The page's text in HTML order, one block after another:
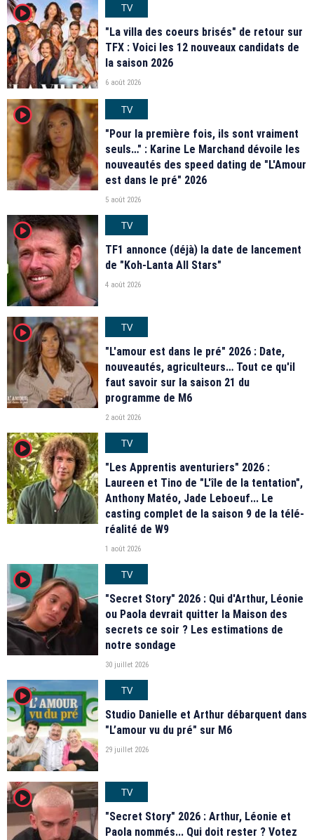
player2
TV
"La villa des coeurs brisés" de retour sur
TFX : Voici les 12 nouveaux candidats de
la saison 2026
6 août 2026
player2
TV
"Pour la première fois, ils sont vraiment
seuls…" : Karine Le Marchand dévoile les
nouveautés des speed dating de "L'Amour
est dans le pré" 2026
5 août 2026
player2
TV
TF1 annonce (déjà) la date de lancement
de "Koh-Lanta All Stars"
4 août 2026
player2
TV
"L'amour est dans le pré" 2026 : Date,
nouveautés, agriculteurs… Tout ce qu'il
faut savoir sur la saison 21 du
programme de M6
2 août 2026
player2
TV
"Les Apprentis aventuriers" 2026 :
Laureen et Tino de "L'île de la tentation",
Anthony Matéo, Jade Leboeuf... Le
casting complet de la saison 9 de la télé-
réalité de W9
1 août 2026
player2
TV
"Secret Story" 2026 : Qui d'Arthur, Léonie
ou Paola devrait quitter la Maison des
secrets ce soir ? Les estimations de
notre sondage
30 juillet 2026
player2
TV
Studio Danielle et Arthur débarquent dans
"L’amour vu du pré" sur M6
29 juillet 2026
player2
TV
"Secret Story" 2026 : Arthur, Léonie et
Paola nommés... Qui doit rester ? Votez